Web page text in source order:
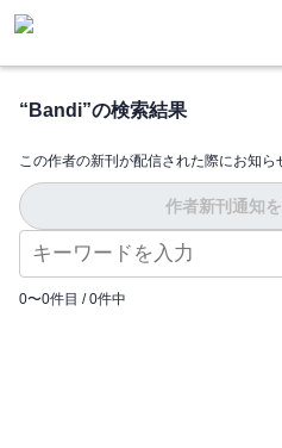
“ Bandi”の検索結果
この作者の新刊が配信された際にお知ら
作者新刊通知
0〜0件目 / 0件中